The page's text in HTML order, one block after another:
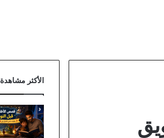
الأكثر مشاهدة